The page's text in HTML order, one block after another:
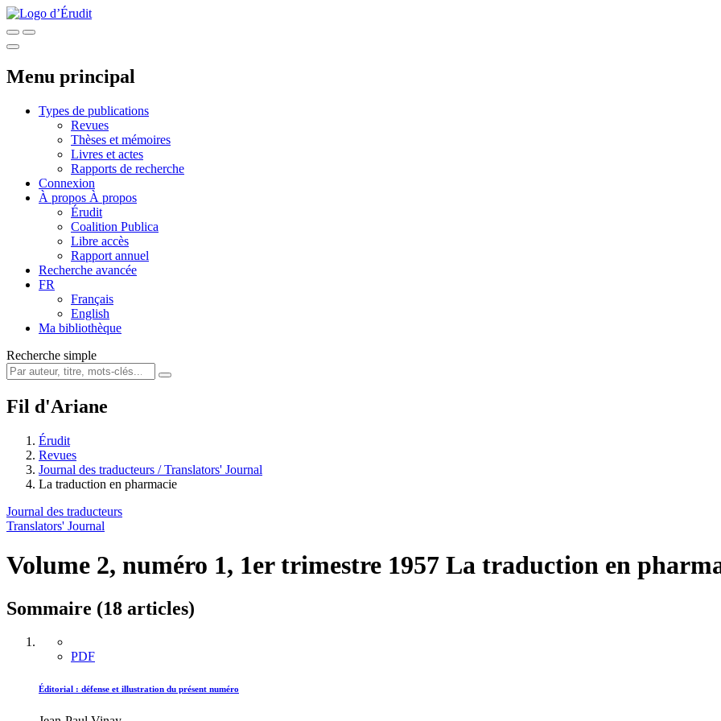
Menu principal
Types de publications
Revues
Thèses et mémoires
Livres et actes
Rapports de recherche
Connexion
À propos À propos
Érudit
Coalition Publica
Libre accès
Rapport annuel
Recherche avancée
FR
Français
English
Ma bibliothèque
Recherche simple
Fil d'Ariane
Érudit
Revues
Journal des traducteurs / Translators' Journal
La traduction en pharmacie
Journal des traducteurs
Translators' Journal
Volume 2, numéro 1, 1er trimestre 1957 La traduction en
Sommaire (18 articles)
PDF
Éditorial : défense et illustration du présent numéro